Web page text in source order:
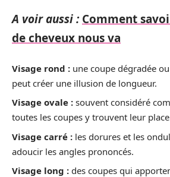
A voir aussi : Comment
de cheveux nous va
Visage rond : une coupe dégradée
peut créer une illusion de longueur.
Visage ovale : souvent considéré
toutes les coupes y trouvent leur
Visage carré : les dorures et les
adoucir les angles prononcés.
Visage long : des coupes qui